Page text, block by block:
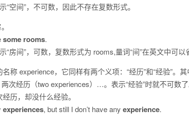
“空间”，不可数，因此不存在复数形式。
some rooms.
“房间”，可数，复数形式为 rooms,量词“间”在英文中可以
称 experience，它同样有两个义项：“经历”和“经验”。
次经历（two experiences）…。表示“经验”时就不可数了
历，却没什么经验。
experiences, but still I don’t have any experience.